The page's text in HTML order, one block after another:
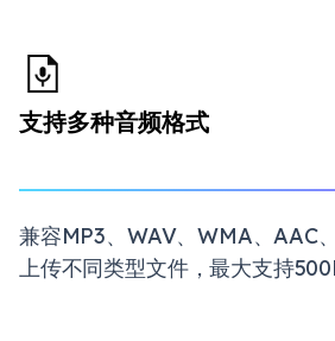
支持多种音频格式
兼容MP3、WAV、WMA、AAC
上传不同类型文件，最大支持